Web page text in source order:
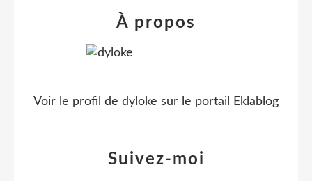
Suivez-moi
À propos
Voir le profil de dyloke sur le portail Eklablog